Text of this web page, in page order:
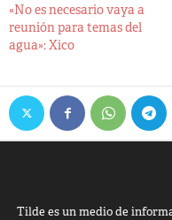
«No es necesario vaya a
reunión para temas del
agua»: Xico
Tilde es un medio de